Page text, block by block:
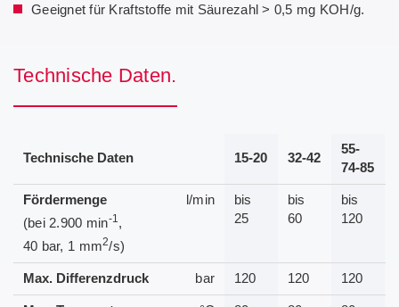
Geeignet für Kraftstoffe mit Säurezahl > 0,5 mg KOH/g.
Technische Daten.
Technische Daten 15-20 32-42
55-
74-85
Fördermenge
(bei 2.900 min-1,
40 bar, 1 mm2/s)
l/min
bis
25
bis
60
bis
120
Max. Differenzdruck bar 120 120 120